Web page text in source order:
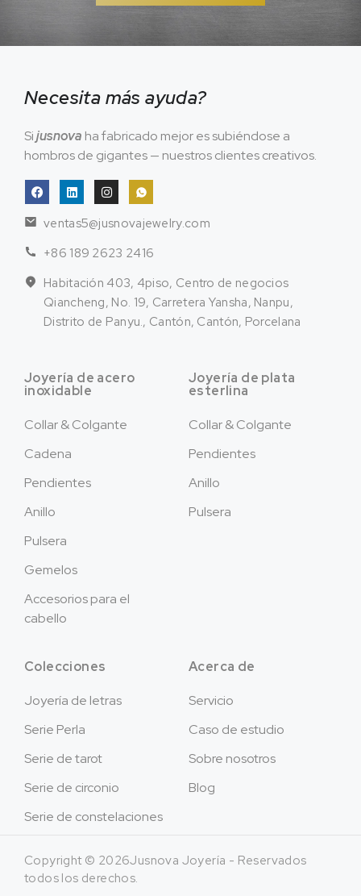
Necesita más ayuda?
Sijusnova ha fabricado mejor es subiéndose a
hombros de gigantes — nuestros clientes creativos.
ventas5@jusnovajewelry.com
+86 189 2623 2416
Habitación 403, 4piso, Centro de negocios
Qiancheng, No. 19, Carretera Yansha, Nanpu,
Distrito de Panyu., Cantón, Cantón, Porcelana
Joyería de acero
inoxidable
Collar & Colgante
Cadena
Pendientes
Anillo
Pulsera
Gemelos
Accesorios para el
cabello
Joyería de plata
esterlina
Collar & Colgante
Pendientes
Anillo
Pulsera
Colecciones
Joyería de letras
Serie Perla
Serie de tarot
Serie de circonio
Serie de constelaciones
Acerca de
Servicio
Caso de estudio
Sobre nosotros
Blog
Copyright © 2026Jusnova Joyería - Reservados
todos los derechos.